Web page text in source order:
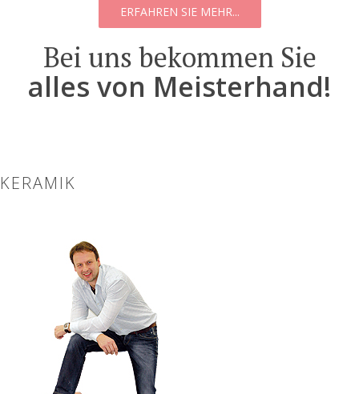
ERFAHREN SIE MEHR...
Bei uns bekommen Sie
alles von Meisterhand!
KERAMIK